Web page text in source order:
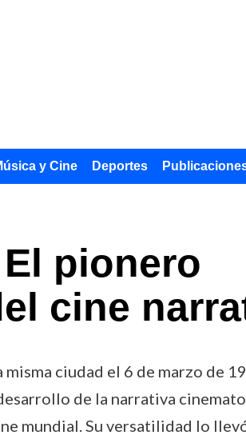
y Cine Deportes
pionero
cine
ciudad el 6 de marzo de
de la narrativa
mundial. Su versatilidad lo